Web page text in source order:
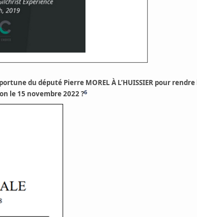
du député Pierre MOREL À L’HUISSIER pour
le 15 novembre 2022 ?6